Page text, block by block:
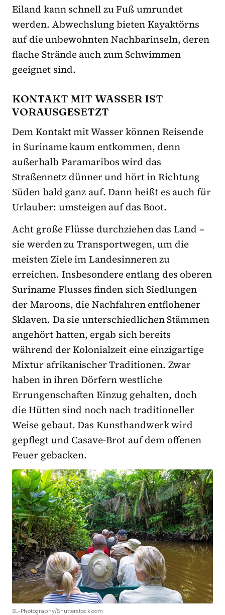
Eiland kann schnell zu Fuß umrundet
werden. Abwechslung bieten Kayaktörns
auf die unbewohnten Nachbarinseln, deren
flache Strände auch zum Schwimmen
geeignet sind.
KONTAKT MIT WASSER IST
VORAUSGESETZT
Dem Kontakt mit Wasser können Reisende
in Suriname kaum entkommen, denn
außerhalb Paramaribos wird das
Straßennetz dünner und hört in Richtung
Süden bald ganz auf. Dann heißt es auch für
Urlauber: umsteigen auf das Boot.
Acht große Flüsse durchziehen das Land –
sie werden zu Transportwegen, um die
meisten Ziele im Landesinneren zu
erreichen. Insbesondere entlang des oberen
Suriname Flusses finden sich Siedlungen
der Maroons, die Nachfahren entflohener
Sklaven. Da sie unterschiedlichen Stämmen
angehört hatten, ergab sich bereits
während der Kolonialzeit eine einzigartige
Mixtur afrikanischer Traditionen. Zwar
haben in ihren Dörfern westliche
Errungenschaften Einzug gehalten, doch
die Hütten sind noch nach traditioneller
Weise gebaut. Das Kunsthandwerk wird
gepflegt und Casave-Brot auf dem offenen
Feuer gebacken.
SL-Photography/Shutterstock.com